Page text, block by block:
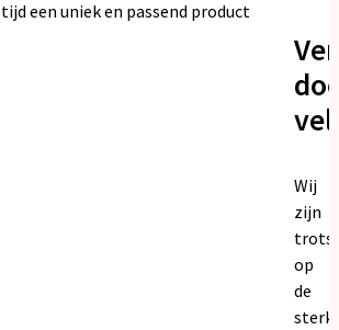
een uniek en passend product
Wij
zijn
trots
op
de